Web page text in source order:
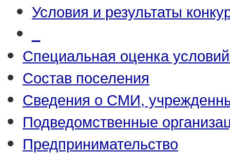
Условия и результаты
Специальная оценка
Состав поселения
Сведения о СМИ,
Подведомственные
Предпринимательство